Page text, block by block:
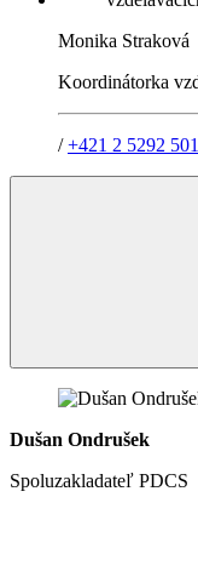
Monika Straková
Koordinátorka
/+421 2 5292
Dušan Ondrušek
Spoluzakladateľ PDCS